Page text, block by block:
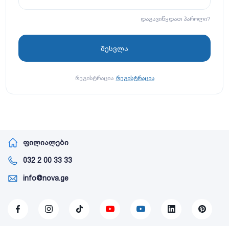
დაგავიწყდათ პაროლი?
რეგისტრაცია რეგისტრაცია
ფილიალები
032 2 00 33 33
info@nova.ge